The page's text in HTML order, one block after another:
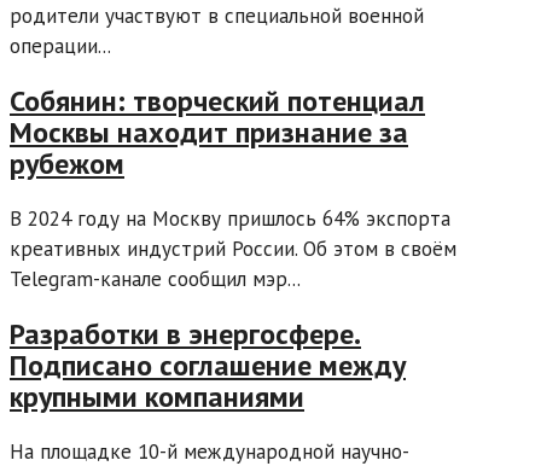
родители участвуют в специальной военной
операции...
Собянин: творческий потенциал
Москвы находит признание за
рубежом
В 2024 году на Москву пришлось 64% экспорта
креативных индустрий России. Об этом в своём
Telegram-канале сообщил мэр...
Разработки в энергосфере.
Подписано соглашение между
крупными компаниями
На площадке 10-й международной научно-